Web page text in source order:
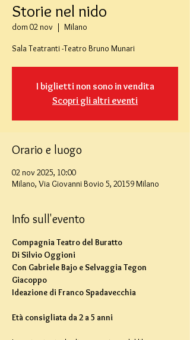
Storie nel nido
dom 02 nov
  |
Milano
Sala Teatranti -Teatro Bruno Munari
I biglietti non sono in vendita
Scopri gli altri eventi
Orario e luogo
02 nov 2025, 10:00
Milano, Via Giovanni Bovio 5, 20159 Milano
Info sull'evento
Compagnia Teatro del Buratto
Di Silvio Oggioni
Con Gabriele Bajo e Selvaggia Tegon
Giacoppo
Ideazione di Franco Spadavecchia
Età consigliata da 2 a 5 anni